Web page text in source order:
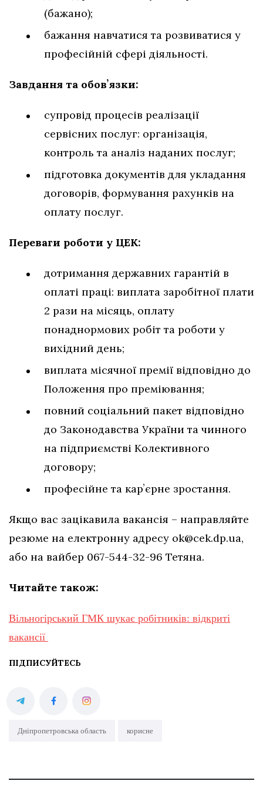
(бажано);
бажання навчатися та розвиватися у
професійній сфері діяльності.
Завдання та обовʼязки:
супровід процесів реалізації
сервісних послуг: організація,
контроль та аналіз наданих послуг;
підготовка документів для укладання
договорів, формування рахунків на
оплату послуг.
Переваги роботи у ЦЕК:
дотримання державних гарантій в
оплаті праці: виплата заробітної плати
2 рази на місяць, оплату
понаднормових робіт та роботи у
вихідний день;
виплата місячної премії відповідно до
Положення про преміювання;
повний соціальний пакет відповідно
до Законодавства України та чинного
на підприємстві Колективного
договору;
професійне та карʼєрне зростання.
Якщо вас зацікавила вакансія – направляйте
резюме на електронну адресу ok@cek.dp.ua,
або на вайбер 067-544-32-96 Тетяна.
Читайте також:
Вільногірський ГМК шукає робітників: відкриті
вакансії
ПІДПИСУЙТЕСЬ
Дніпропетровська область корисне